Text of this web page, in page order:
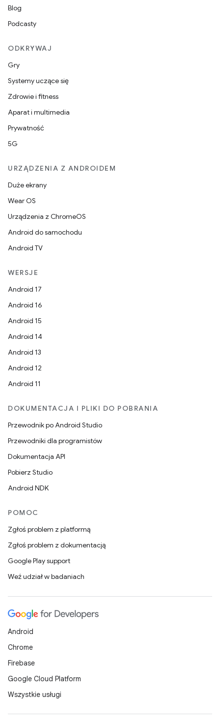
Blog
Podcasty
ODKRYWAJ
Gry
Systemy uczące się
Zdrowie i fitness
Aparat i multimedia
Prywatność
5G
URZĄDZENIA Z ANDROIDEM
Duże ekrany
Wear OS
Urządzenia z ChromeOS
Android do samochodu
Android TV
WERSJE
Android 17
Android 16
Android 15
Android 14
Android 13
Android 12
Android 11
DOKUMENTACJA I PLIKI DO POBRANIA
Przewodnik po Android Studio
Przewodniki dla programistów
Dokumentacja API
Pobierz Studio
Android NDK
POMOC
Zgłoś problem z platformą
Zgłoś problem z dokumentacją
Google Play support
Weź udział w badaniach
Android
Chrome
Firebase
Google Cloud Platform
Wszystkie usługi